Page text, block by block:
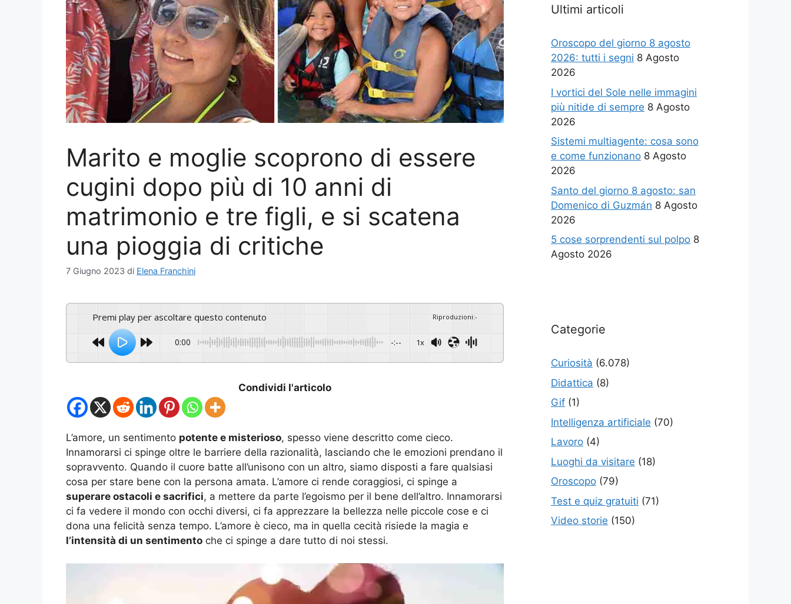
Marito e moglie scoprono di essere
cugini dopo più di 10 anni di
matrimonio e tre figli, e si scatena
una pioggia di critiche
7 Giugno 2023 di Elena Franchini
Premi play per ascoltare questo contenuto Riproduzioni:-
0:00 -:-- 1x
Condividi l'articolo
L’amore, un sentimento potente e misterioso, spesso viene descritto come cieco.
Innamorarsi ci spinge oltre le barriere della razionalità, lasciando che le emozioni prendano il
sopravvento. Quando il cuore batte all’unisono con un altro, siamo disposti a fare qualsiasi
cosa per stare bene con la persona amata. L’amore ci rende coraggiosi, ci spinge a
superare ostacoli e sacrifici, a mettere da parte l’egoismo per il bene dell’altro. Innamorarsi
ci fa vedere il mondo con occhi diversi, ci fa apprezzare la bellezza nelle piccole cose e ci
dona una felicità senza tempo. L’amore è cieco, ma in quella cecità risiede la magia e
l’intensità di un sentimento che ci spinge a dare tutto di noi stessi.
Ultimi articoli
Oroscopo del giorno 8 agosto
2026: tutti i segni 8 Agosto
2026
I vortici del Sole nelle immagini
più nitide di sempre 8 Agosto
2026
Sistemi multiagente: cosa sono
e come funzionano 8 Agosto
2026
Santo del giorno 8 agosto: san
Domenico di Guzmán 8 Agosto
2026
5 cose sorprendenti sul polpo 8
Agosto 2026
Categorie
Curiosità (6.078)
Didattica (8)
Gif (1)
Intelligenza artificiale (70)
Lavoro (4)
Luoghi da visitare (18)
Oroscopo (79)
Test e quiz gratuiti (71)
Video storie (150)